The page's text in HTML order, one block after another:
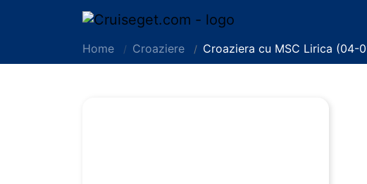
Home Croaziere Croaziera cu MSC Lirica (04-